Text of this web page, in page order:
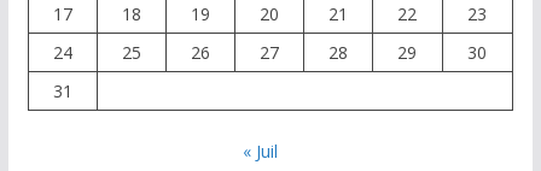
17
18 19 20 21 22
23
24
25 26 27 28 29
30
31
« Juil